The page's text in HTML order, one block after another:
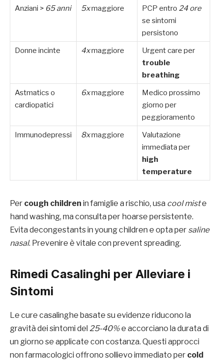
Anziani > 65 anni 5xmaggiore PCP entro 24 ore
se sintomi
persistono
Donne incinte
4xmaggiore
Urgent care per
trouble
breathing
Astmatics o
cardiopatici
6xmaggiore
Medico prossimo
giorno per
peggioramento
Immunodepressi
8xmaggiore
Valutazione
immediata per
high
temperature
Per cough children in famiglie a rischio, usa cool miste
hand washing, ma consulta per hoarse persistente.
Evita decongestants in young children e opta per saline
nasal. Prevenire è vitale con prevent spreading.
Rimedi Casalinghi per Alleviare i
Sintomi
Le cure casalinghe basate su evidenze riducono la
gravità dei sintomi del 25-40%e accorciano la durata di
un giorno se applicate con costanza. Questi approcci
non farmacologici offrono sollievo immediato per cold